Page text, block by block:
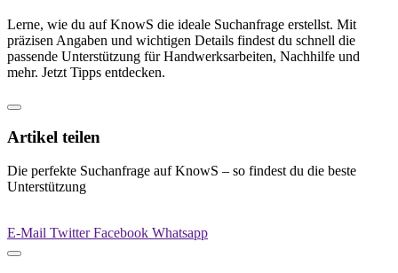
Lerne, wie du auf KnowS die ideale Suchanfrage erstellst. Mit
präzisen Angaben und wichtigen Details findest du schnell die
passende Unterstützung für Handwerksarbeiten, Nachhilfe und
mehr. Jetzt Tipps entdecken.
Artikel teilen
Die perfekte Suchanfrage auf KnowS – so findest du die beste
Unterstützung
E-Mail TwitterFacebook Whatsapp